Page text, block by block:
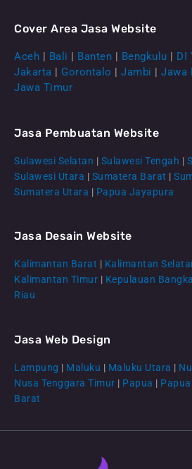
CS
Cover Area Jasa Website
Aceh | Bali | Banten | Bengkulu | DI
Jakarta | Gorontalo | Jambi | Jawa
Jawa Timur
Jasa Pembuatan Website
Sulawesi Selatan | Sulawesi Tengah |
Sulawesi Utara | Sumatera Barat |
Sumatera Utara | Papua Jayapura
Jasa Desain Website
Kalimantan Barat | Kalimantan
Kalimantan Timur | Kepulauan
Riau
Jasa Web Design
Lampung | Maluku | Maluku Utara |
Nusa Tenggara Timur | Papua |
Barat